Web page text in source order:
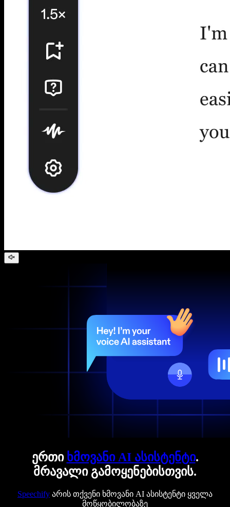
ერთი ხმოვანი AI ასისტენტი.
მრავალი გამოყენებისთვის.
Speechify არის თქვენი ხმოვანი AI ასისტენტი ყველა
მოწყობილობაზე